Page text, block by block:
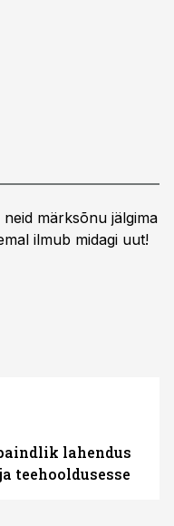
neid märksõnu jälgima
ilmub midagi uut!
lahendus
teehooldusesse